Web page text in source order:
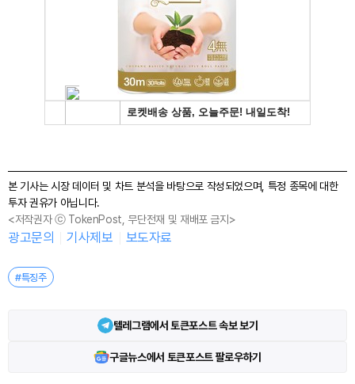
본 기사는 시장 데이터 및 차트 분석을 바탕으로 작성되었으며, 특정 종목에 대한
투자 권유가 아닙니다.
<저작권자 ⓒ TokenPost, 무단전재 및 재배포 금지>
광고문의 기사제보 보도자료
#특징주
텔레그램에서 토큰포스트 속보 보기
구글뉴스에서 토큰포스트 팔로우하기